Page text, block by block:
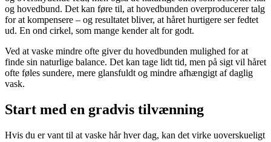
og hovedbund. Det kan føre til, at hovedbunden overproducerer talg
for at kompensere – og resultatet bliver, at håret hurtigere ser fedtet
ud. En ond cirkel, som mange kender alt for godt.
Ved at vaske mindre ofte giver du hovedbunden mulighed for at
finde sin naturlige balance. Det kan tage lidt tid, men på sigt vil håret
ofte føles sundere, mere glansfuldt og mindre afhængigt af daglig
vask.
Start med en gradvis tilvænning
Hvis du er vant til at vaske hår hver dag, kan det virke uoverskueligt